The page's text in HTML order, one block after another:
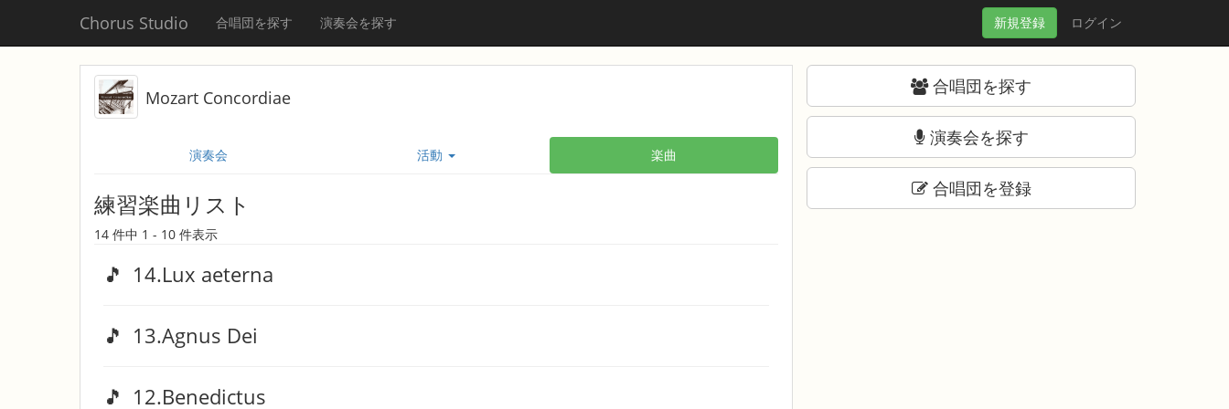
Chorus Studio 合唱団を探す 演奏会を探す ログイン
新規登録
Mozart Concordiae
演奏会 活動 楽曲
練習楽曲リスト
14 件中 1 - 10 件表示
🎵 14.Lux aeterna
🎵 13.Agnus Dei
🎵 12.Benedictus
合唱団を探す
演奏会を探す
合唱団を登録